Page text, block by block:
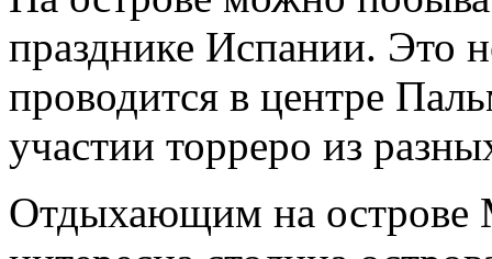
празднике Испании. Это
проводится в центре
участии торреро из
Отдыхающим на острове